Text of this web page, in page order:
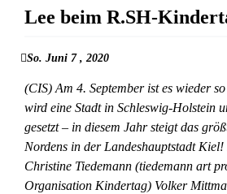
Lee beim R.SH-
So. Juni 7 , 2020
(CIS) Am 4. September ist es wieder
wird eine Stadt in Schleswig-Holstein
gesetzt – in diesem Jahr steigt das
Nordens in der Landeshauptstadt
Christine Tiedemann (tiedemann art
Organisation Kindertag) Volker